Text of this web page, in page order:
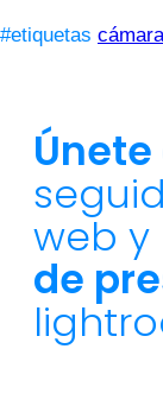
#etiquetas
Únete
web y
de